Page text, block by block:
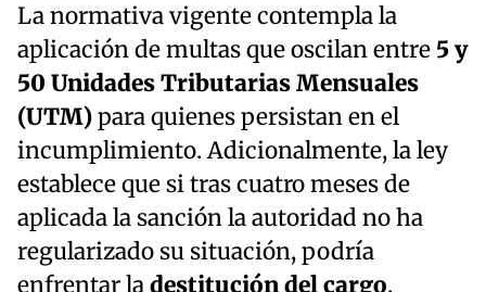
La normativa vigente contempla la
aplicación de multas que oscilan entre 5 y
50 Unidades Tributarias Mensuales
(UTM)para quienes persistan en el
incumplimiento. Adicionalmente, la ley
establece que si tras cuatro meses de
aplicada la sanción la autoridad no ha
regularizado su situación, podría
enfrentar la destitución del cargo.